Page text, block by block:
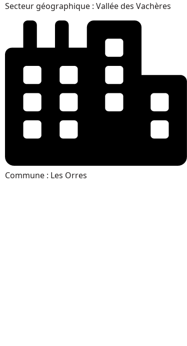
Secteur géographique : Vallée des Vachères
Commune : Les Orres